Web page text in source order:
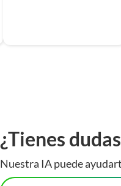
¿Tienes
Nuestra IA puede